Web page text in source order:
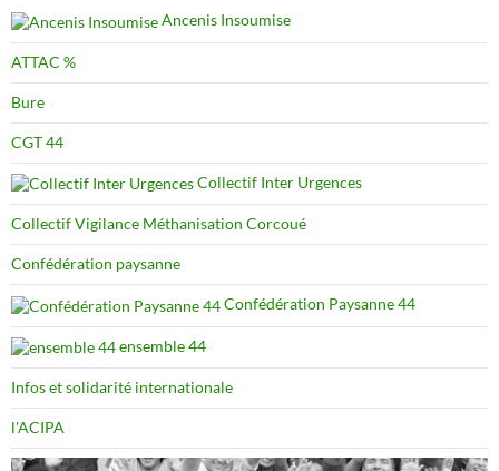
Ancenis Insoumise
ATTAC %
Bure
CGT 44
Collectif Inter Urgences
Collectif Vigilance Méthanisation Corcoué
Confédération paysanne
Confédération Paysanne 44
ensemble 44
Infos et solidarité internationale
l'ACIPA